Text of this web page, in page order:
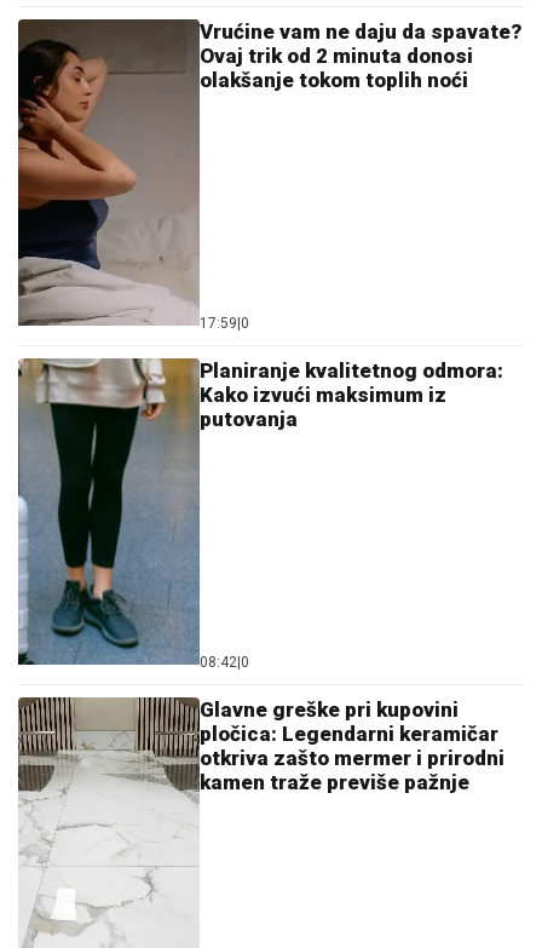
Vrućine vam ne daju da spavate?
Ovaj trik od 2 minuta donosi
olakšanje tokom toplih noći
17:59|0
Planiranje kvalitetnog odmora:
Kako izvući maksimum iz
putovanja
08:42|0
Glavne greške pri kupovini
pločica: Legendarni keramičar
otkriva zašto mermer i prirodni
kamen traže previše pažnje